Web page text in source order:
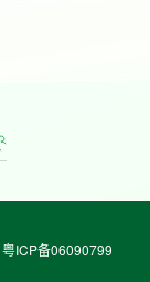
粤ICP备06090799